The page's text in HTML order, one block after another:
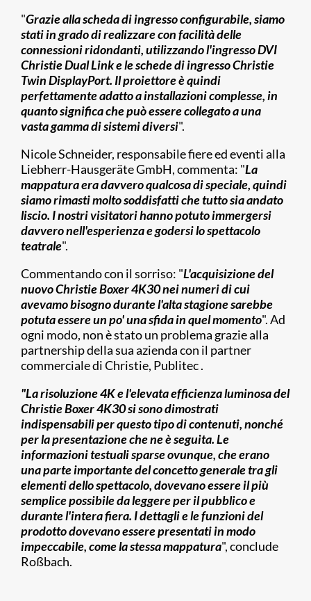
"Grazie alla scheda di ingresso configurabile, siamo
stati in grado di realizzare con facilità delle
connessioni ridondanti, utilizzando l'ingresso DVI
Christie Dual Link e le schede di ingresso Christie
Twin DisplayPort. Il proiettore è quindi
perfettamente adatto a installazioni complesse, in
quanto significa che può essere collegato a una
vasta gamma di sistemi diversi".
Nicole Schneider, responsabile fiere ed eventi alla
Liebherr-Hausgeräte GmbH, commenta: "La
mappatura era davvero qualcosa di speciale, quindi
siamo rimasti molto soddisfatti che tutto sia andato
liscio. I nostri visitatori hanno potuto immergersi
davvero nell'esperienza e godersi lo spettacolo
teatrale".
Commentando con il sorriso: "L'acquisizione del
nuovo Christie Boxer 4K30 nei numeri di cui
avevamo bisogno durante l'alta stagione sarebbe
potuta essere un po' una sfida in quel momento". Ad
ogni modo, non è stato un problema grazie alla
partnership della sua azienda con il partner
commerciale di Christie, Publitec .
"La risoluzione 4K e l'elevata efficienza luminosa del
Christie Boxer 4K30 si sono dimostrati
indispensabili per questo tipo di contenuti, nonché
per la presentazione che ne è seguita. Le
informazioni testuali sparse ovunque, che erano
una parte importante del concetto generale tra gli
elementi dello spettacolo, dovevano essere il più
semplice possibile da leggere per il pubblico e
durante l'intera fiera. I dettagli e le funzioni del
prodotto dovevano essere presentati in modo
impeccabile, come la stessa mappatura", conclude
Roßbach.